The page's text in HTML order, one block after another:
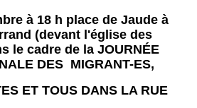
à 18 h place de Jaude à
(devant l'église des
le cadre de la JOURNÉE
DES MIGRANT-ES,
ET TOUS DANS LA RUE